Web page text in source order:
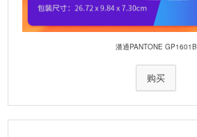
潘通PANTONE GP1601B
购买